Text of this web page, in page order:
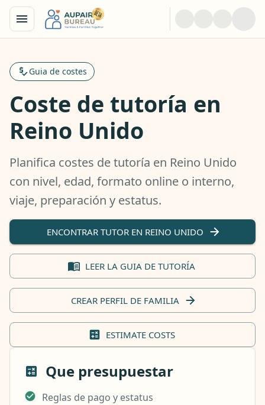
Guia de costes
Coste de tutoría en
Reino Unido
Planifica costes de tutoría en Reino Unido
con nivel, edad, formato online o interno,
viaje, preparación y estatus.
ENCONTRAR TUTOR EN REINO UNIDO
LEER LA GUIA DE TUTORÍA
CREAR PERFIL DE FAMILIA
ESTIMATE COSTS
Que presupuestar
Reglas de pago y estatus